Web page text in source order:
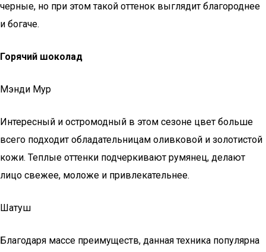
черные, но при этом такой оттенок выглядит благороднее
и богаче.
Горячий шоколад
Мэнди Мур
Интересный и остромодный в этом сезоне цвет больше
всего подходит обладательницам оливковой и золотистой
кожи. Теплые оттенки подчеркивают румянец, делают
лицо свежее, моложе и привлекательнее.
Шатуш
Благодаря массе преимуществ, данная техника популярна